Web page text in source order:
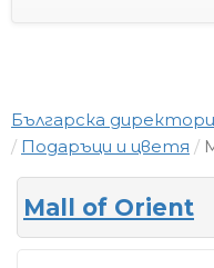
Българска
Подаръци и цветя
Mall of Orient